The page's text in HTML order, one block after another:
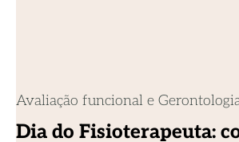
Avaliação funcional e
Dia do Fisioterapeuta: